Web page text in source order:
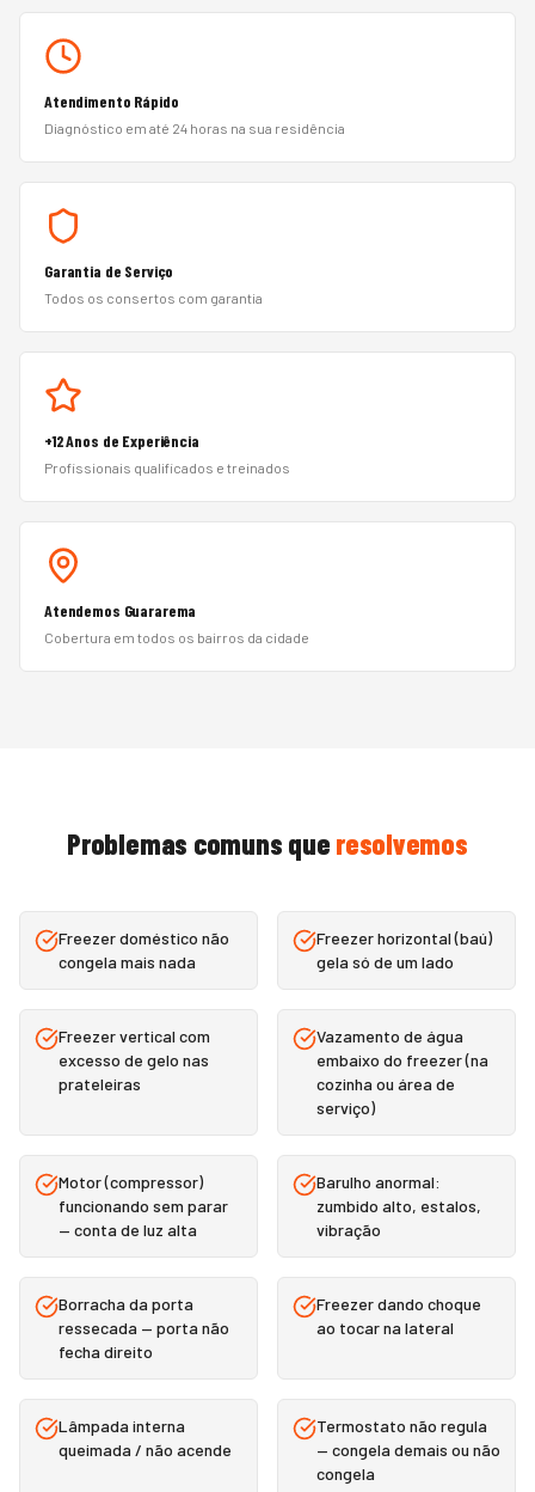
Atendimento Rápido
Diagnóstico em até 24 horas na sua residência
Garantia de Serviço
Todos os consertos com garantia
+12 Anos de Experiência
Profissionais qualificados e treinados
Atendemos Guararema
Cobertura em todos os bairros da cidade
Problemas comuns que resolvemos
Freezer doméstico não
congela mais nada
Freezer horizontal (baú)
gela só de um lado
Freezer vertical com
excesso de gelo nas
prateleiras
Vazamento de água
embaixo do freezer (na
cozinha ou área de
serviço)
Motor (compressor)
funcionando sem parar
— conta de luz alta
Barulho anormal:
zumbido alto, estalos,
vibração
Borracha da porta
ressecada — porta não
fecha direito
Freezer dando choque
ao tocar na lateral
Lâmpada interna
queimada / não acende
Termostato não regula
— congela demais ou não
congela